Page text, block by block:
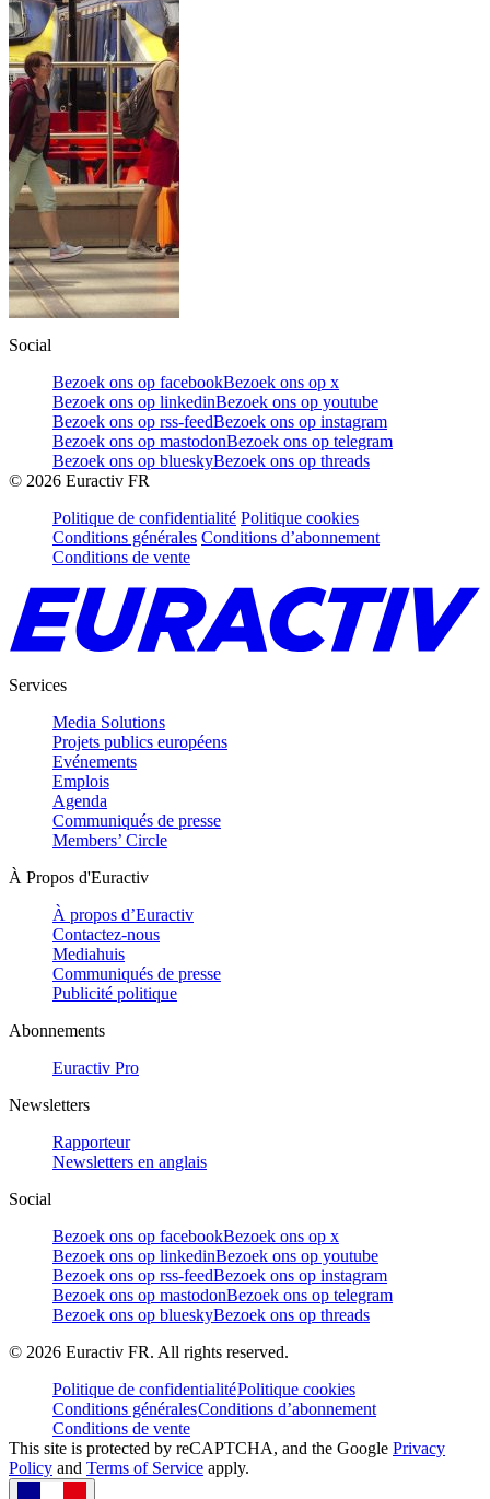
Social
Bezoek ons op facebookBezoek ons op x
Bezoek ons op linkedinBezoek ons op youtube
Bezoek ons op rss-feedBezoek ons op instagram
Bezoek ons op mastodonBezoek ons op telegram
Bezoek ons op blueskyBezoek ons op threads
© 2026 Euractiv FR
Politique de confidentialité Politique cookies
Conditions générales Conditions d’abonnement
Conditions de vente
Services
Media Solutions
Projets publics européens
Evénements
Emplois
Agenda
Communiqués de presse
Members’ Circle
À Propos d'Euractiv
À propos d’Euractiv
Contactez-nous
Mediahuis
Communiqués de presse
Publicité politique
Abonnements
Euractiv Pro
Newsletters
Rapporteur
Newsletters en anglais
Social
Bezoek ons op facebookBezoek ons op x
Bezoek ons op linkedinBezoek ons op youtube
Bezoek ons op rss-feedBezoek ons op instagram
Bezoek ons op mastodonBezoek ons op telegram
Bezoek ons op blueskyBezoek ons op threads
© 2026 Euractiv FR. All rights reserved.
Politique de confidentialitéPolitique cookies
Conditions généralesConditions d’abonnement
Conditions de vente
This site is protected by reCAPTCHA, and the Google Privacy
Policy and Terms of Service apply.